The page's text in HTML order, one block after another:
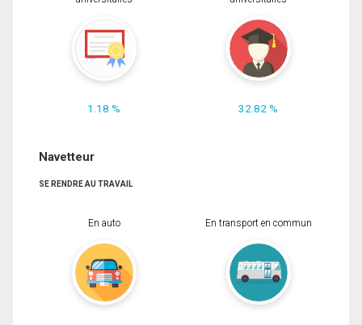
1.18 % 32.82 %
Navetteur
SE RENDRE AU TRAVAIL
En auto En transport en commun